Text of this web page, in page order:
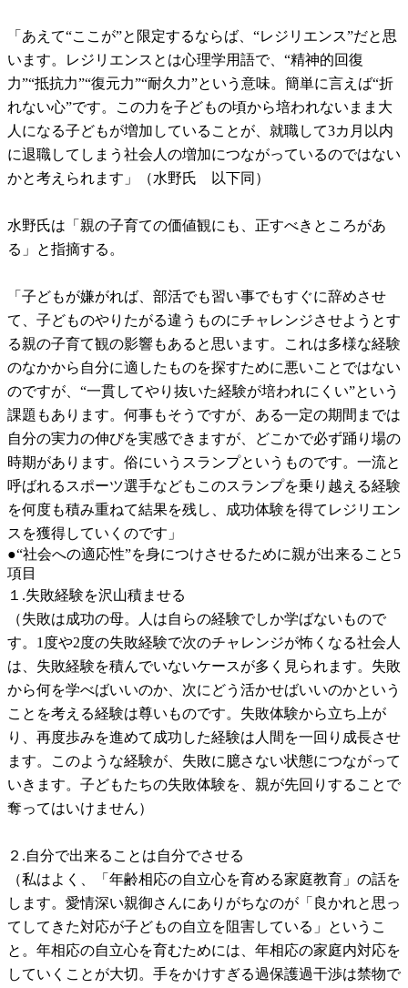
「あえて“ここが”と限定するならば、“レジリエンス”だと思
います。レジリエンスとは心理学用語で、“精神的回復
力”“抵抗力”“復元力”“耐久力”という意味。簡単に言えば“折
れない心”です。この力を子どもの頃から培われないまま大
人になる子どもが増加していることが、就職して3カ月以内
に退職してしまう社会人の増加につながっているのではない
かと考えられます」（水野氏 以下同）
水野氏は「親の子育ての価値観にも、正すべきところがあ
る」と指摘する。
「子どもが嫌がれば、部活でも習い事でもすぐに辞めさせ
て、子どものやりたがる違うものにチャレンジさせようとす
る親の子育て観の影響もあると思います。これは多様な経験
のなかから自分に適したものを探すために悪いことではない
のですが、“一貫してやり抜いた経験が培われにくい”という
課題もあります。何事もそうですが、ある一定の期間までは
自分の実力の伸びを実感できますが、どこかで必ず踊り場の
時期があります。俗にいうスランプというものです。一流と
呼ばれるスポーツ選手などもこのスランプを乗り越える経験
を何度も積み重ねて結果を残し、成功体験を得てレジリエン
スを獲得していくのです」
●“社会への適応性”を身につけさせるために親が出来ること5
項目
１.失敗経験を沢山積ませる
（失敗は成功の母。人は自らの経験でしか学ばないもので
す。1度や2度の失敗経験で次のチャレンジが怖くなる社会人
は、失敗経験を積んでいないケースが多く見られます。失敗
から何を学べばいいのか、次にどう活かせばいいのかという
ことを考える経験は尊いものです。失敗体験から立ち上が
り、再度歩みを進めて成功した経験は人間を一回り成長させ
ます。このような経験が、失敗に臆さない状態につながって
いきます。子どもたちの失敗体験を、親が先回りすることで
奪ってはいけません）
２.自分で出来ることは自分でさせる
（私はよく、「年齢相応の自立心を育める家庭教育」の話を
します。愛情深い親御さんにありがちなのが「良かれと思っ
てしてきた対応が子どもの自立を阻害している」というこ
と。年相応の自立心を育むためには、年相応の家庭内対応を
していくことが大切。手をかけすぎる過保護過干渉は禁物で